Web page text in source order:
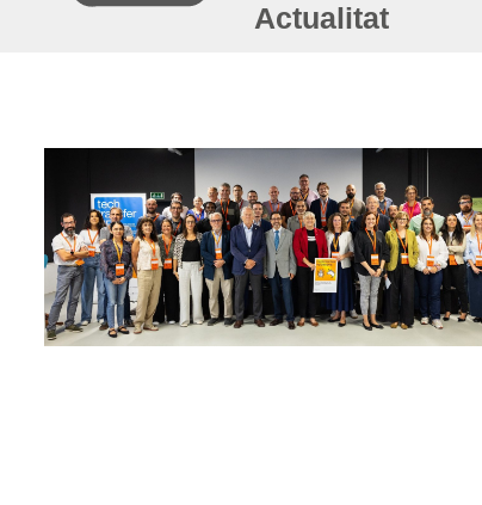
Actualitat